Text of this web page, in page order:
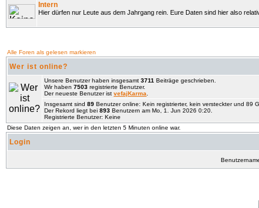
Intern
Hier dürfen nur Leute aus dem Jahrgang rein. Eure Daten sind hier also
Alle Foren als gelesen markieren
Wer ist online?
Unsere Benutzer haben insgesamt 3711 Beiträge geschrieben.
Wir haben 7503 registrierte Benutzer.
Der neueste Benutzer ist vefajKarma
Insgesamt sind 89 Benutzer online: Kein registrierter, kein versteckter und 89
Der Rekord liegt bei 893 Benutzern am Mo, 1. Jun 2026 0:20.
Registrierte Benutzer: Keine
Diese Daten zeigen an, wer in den letzten 5 Minuten online war.
Login